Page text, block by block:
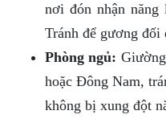
nơi đón nhận
Tránh để gương đối
Phòng ngủ:
hoặc Đông Nam,
không bị xung đột